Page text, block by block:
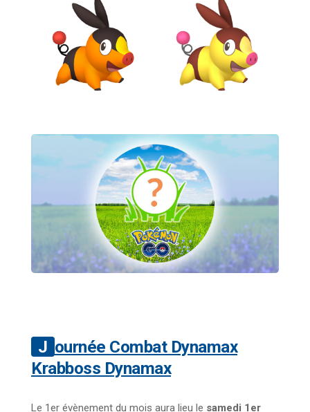
Journée Combat Dynamax
Krabboss Dynamax
Le 1er évènement du mois aura lieu le samedi 1er